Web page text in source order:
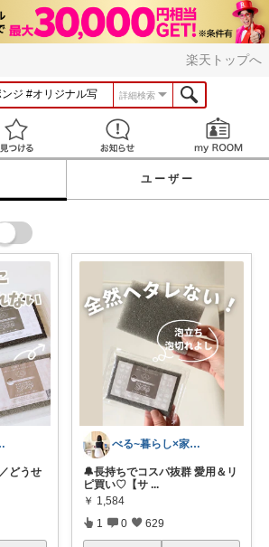
楽天トップへ
詳細検索
見つける お知らせ
ユーザー
ども服
どうせ
べる~暮らし×家事をラクに快適に
🔔長持ちでコスパ抜群 愛用＆リ
ピ買い♡【サ ...
￥ 1,584
1 0 629